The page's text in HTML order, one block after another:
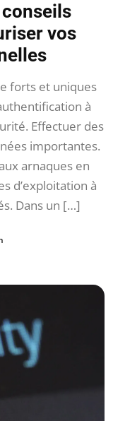
vos
forts et uniques
à
Effectuer des
importantes.
arnaques en
d’exploitation à
Dans un […]